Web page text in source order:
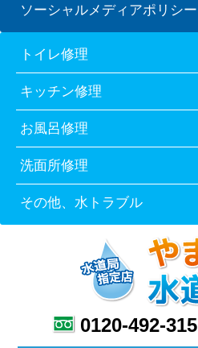
ソーシャルメディアポリシー
トイレ修理
キッチン修理
お風呂修理
洗面所修理
その他、水トラブル
0120-492-315